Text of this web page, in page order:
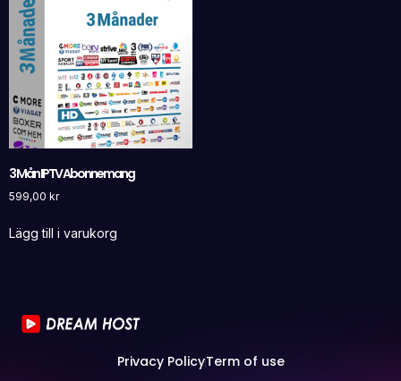
3 Mån IPTV Abonnemang
599,00 kr
Lägg till i varukorg
Privacy PolicyTerm of use